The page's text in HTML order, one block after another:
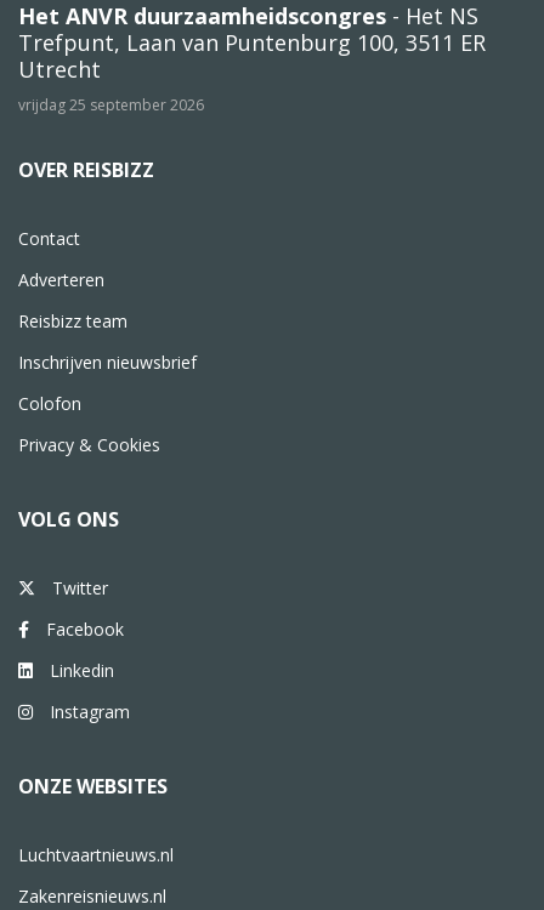
Het ANVR duurzaamheidscongres - Het NS
Trefpunt, Laan van Puntenburg 100, 3511 ER
Utrecht
vrijdag 25 september 2026
OVER REISBIZZ
Contact
Adverteren
Reisbizz team
Inschrijven nieuwsbrief
Colofon
Privacy & Cookies
VOLG ONS
Twitter
Facebook
Linkedin
Instagram
ONZE WEBSITES
Luchtvaartnieuws.nl
Zakenreisnieuws.nl